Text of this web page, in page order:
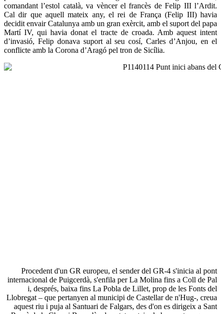
comandant l’estol català, va vèncer el francès de Felip III l’Ardit.
Cal dir que aquell mateix any, el rei de França (Felip III) havia
decidit envair Catalunya amb un gran exèrcit, amb el suport del papa
Martí IV, qui havia donat el tracte de croada. Amb aquest intent
d’invasió, Felip donava suport al seu cosí, Carles d’Anjou, en el
conflicte amb la Corona d’Aragó pel tron de Sicília.
Procedent d'un GR europeu, el sender del GR-4 s'inicia al pont
internacional de Puigcerdà, s'enfila per La Molina fins a Coll de Pal
i, després, baixa fins La Pobla de Lillet, prop de les Fonts del
Llobregat – que pertanyen al municipi de Castellar de n'Hug-, creua
aquest riu i puja al Santuari de Falgars, des d'on es dirigeix a Sant